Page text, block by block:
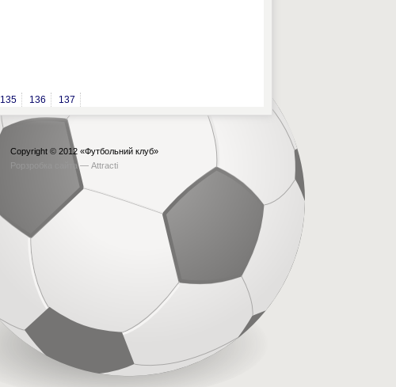
135 136 137
Copyright © 2012 «Футбольний клуб»
Рорзробка сайта — Attracti